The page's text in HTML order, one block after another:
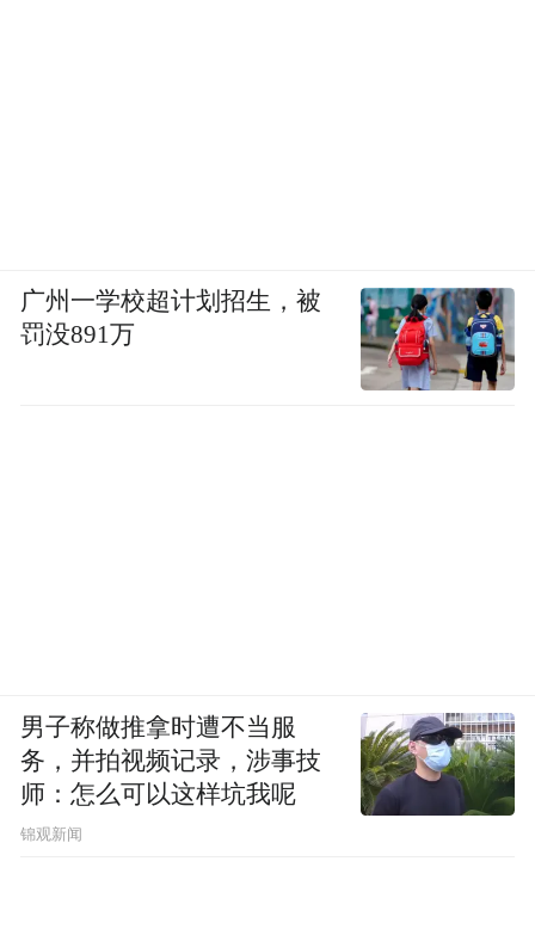
广州一学校超计划招生，被
罚没891万
男子称做推拿时遭不当服
务，并拍视频记录，涉事技
师：怎么可以这样坑我呢
锦观新闻